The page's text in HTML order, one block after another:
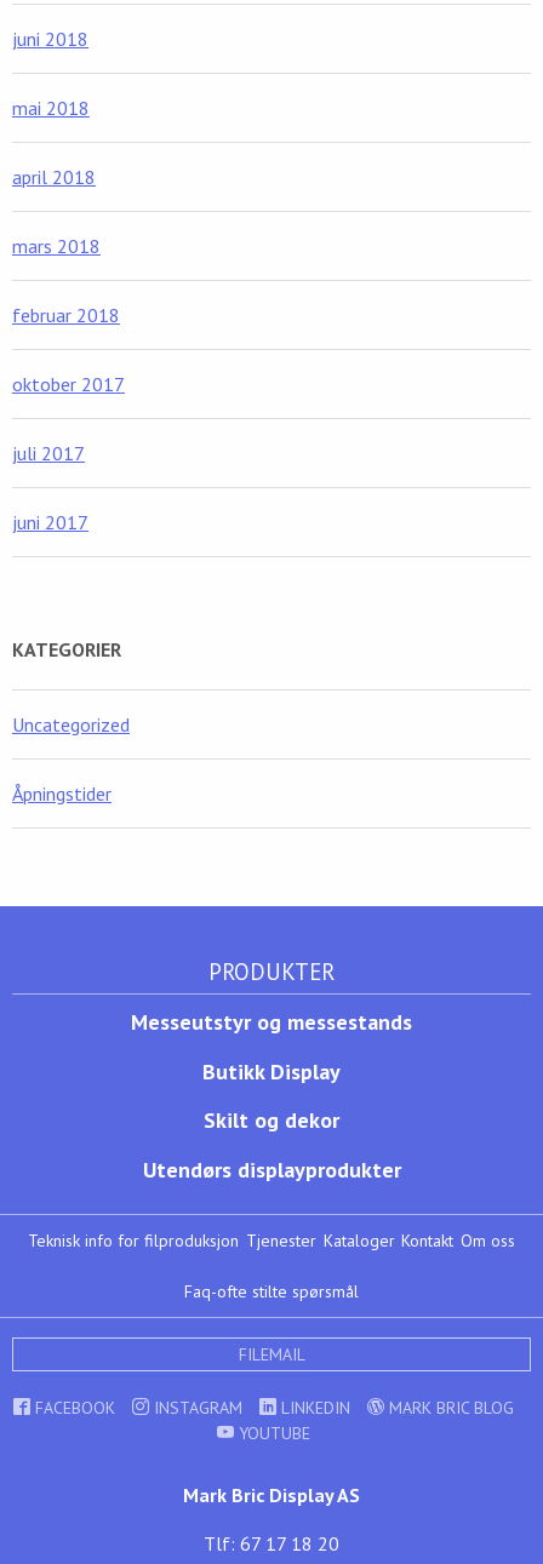
juni 2018
mai 2018
april 2018
mars 2018
februar 2018
oktober 2017
juli 2017
juni 2017
KATEGORIER
Uncategorized
Åpningstider
PRODUKTER
Messeutstyr og messestands
Butikk Display
Skilt og dekor
Utendørs displayprodukter
Teknisk info for filproduksjon Tjenester Kataloger Kontakt Om oss
Faq-ofte stilte spørsmål
FILEMAIL
FACEBOOK INSTAGRAM LINKEDIN
MARK BRIC BLOG
YOUTUBE
Mark Bric Display AS
Tlf: 67 17 18 20